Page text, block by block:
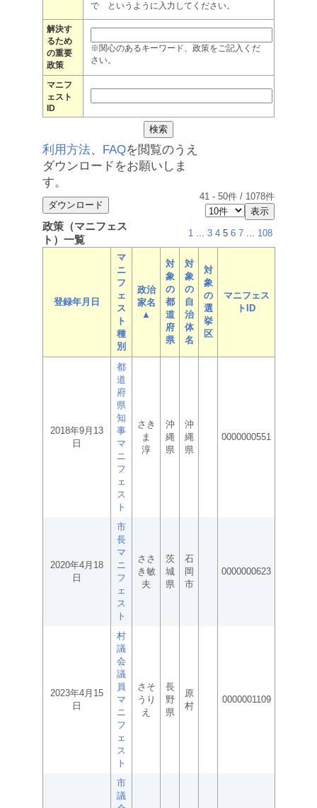
で というように入力してください。
解決す
るため
の重要
政策
※関心のあるキーワード、政策をご記入くだ
さい。
マニフ
ェスト
ID
利用方法、 FAQを閲覧のうえ
ダウンロードをお願いしま
す。
41 - 50件 / 1078件
政策（マニフェス
ト）一覧
1 ... 3 4 5 6 7 ... 108
登録年月日
マ
ニ
フ
ェ
ス
ト
種
別
政治
家名
▲
対
象
の
都
道
府
県
対
象
の
自
治
体
名
対
象
の
選
挙
区
マニフェス
トID
2018年9月13
日
都
道
府
県
知
事
マ
ニ
フ
ェ
ス
ト
さき
ま
淳
沖
縄
県
沖
縄
県
0000000551
2020年4月18
日
市
長
マ
ニ
フ
ェ
ス
ト
ささ
き敏
夫
茨
城
県
石
岡
市
0000000623
2023年4月15
日
村
議
会
議
員
マ
ニ
フ
ェ
ス
ト
さそ
うり
え
長
野
県
原
村
0000001109
市
議